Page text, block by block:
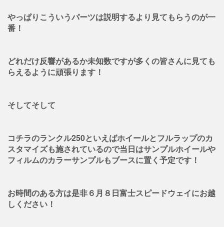
やっぱりこういうパーツは説明するより見てもらうのが一
番！
どれだけ反響があるか未知数ですが多くの皆さんに見ても
らえるように頑張ります！
そしてそして
コチラのランクル250といえばホイールとフルラップのカ
スタマイズも施されているので当日はサンプルホイールや
フィルムのカラーサンプルもブースに置く予定です！
お時間のある方は是非６月８日富士スピードウェイにお越
しください！